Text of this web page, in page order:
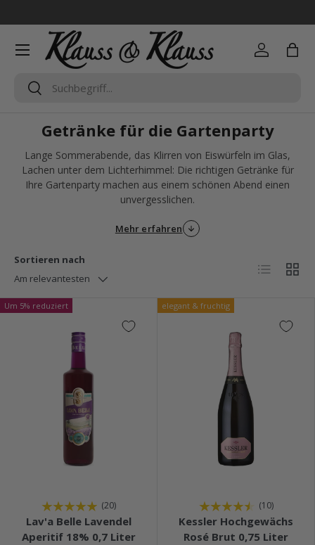
Direkt zum Inhalt
Suchen
Suchen
Einloggen
Menü
Getränke für die Gartenparty
Lange Sommerabende, das Klirren von Eiswürfeln im Glas,
Lachen unter dem Lichterhimmel: Die richtigen Getränke für
Ihre Gartenparty machen aus einem schönen Abend einen
unvergesslichen.
Mehr erfahren
Sortieren nach
Am relevantesten
Produktliste
Um 5% reduziert
★★★★★ (20)
Lav'a Belle Lavendel
Aperitif 18% 0,7 Liter
elegant & fruchtig
★★★★★ (10)
Kessler Hochgewächs
Rosé Brut 0,75 Liter